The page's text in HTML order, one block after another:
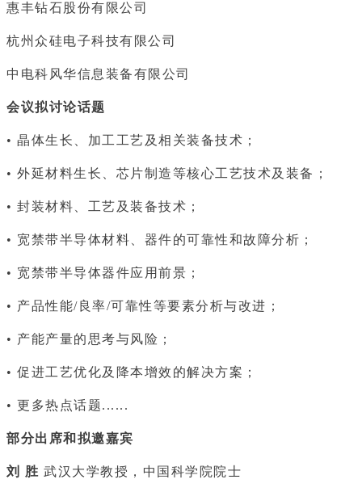
惠丰钻石股份有限公司
杭州众硅电子科技有限公司
中电科风华信息装备有限公司
会议拟讨论话题
• 晶体生长、加工工艺及相关装备技术；
• 外延材料生长、芯片制造等核心工艺技术及装备；
• 封装材料、工艺及装备技术；
• 宽禁带半导体材料、器件的可靠性和故障分析；
• 宽禁带半导体器件应用前景；
• 产品性能/良率/可靠性等要素分析与改进；
• 产能产量的思考与风险；
• 促进工艺优化及降本增效的解决方案；
• 更多热点话题......
部分出席和拟邀嘉宾
刘 胜 武汉大学教授，中国科学院院士